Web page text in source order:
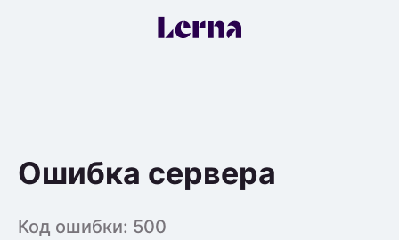
Ошибка сервера
Код ошибки: 500